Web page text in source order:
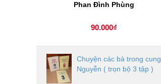
Phan Đình Phùng
90.000₫
Chuyện các bà trong cung
Nguyễn ( trọn bộ 3 tập )